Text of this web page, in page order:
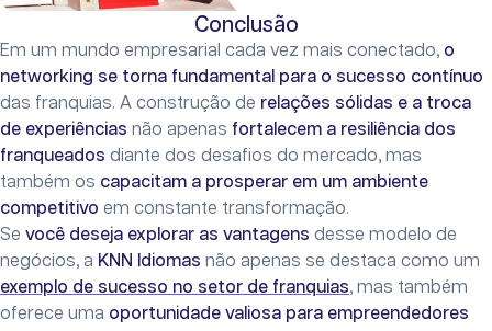
Conclusão
Em um mundo empresarial cada vez mais conectado, o
networking se torna fundamental para o sucesso contínuo
das franquias. A construção de relações sólidas e a troca
de experiências não apenas fortalecem a resiliência dos
franqueados diante dos desafios do mercado, mas
também os capacitam a prosperar em um ambiente
competitivo em constante transformação.
Se você deseja explorar as vantagens desse modelo de
negócios, a KNN Idiomas não apenas se destaca como um
exemplo de sucesso no setor de franquias, mas também
oferece uma oportunidade valiosa para empreendedores